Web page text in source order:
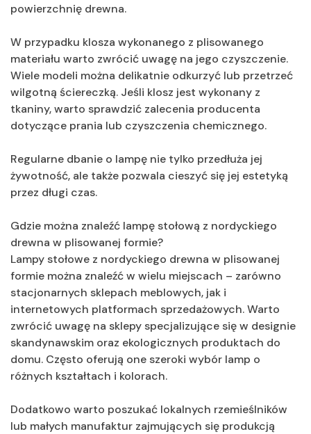
powierzchnię drewna.
W przypadku klosza wykonanego z plisowanego
materiału warto zwrócić uwagę na jego czyszczenie.
Wiele modeli można delikatnie odkurzyć lub przetrzeć
wilgotną ściereczką. Jeśli klosz jest wykonany z
tkaniny, warto sprawdzić zalecenia producenta
dotyczące prania lub czyszczenia chemicznego.
Regularne dbanie o lampę nie tylko przedłuża jej
żywotność, ale także pozwala cieszyć się jej estetyką
przez długi czas.
Gdzie można znaleźć lampę stołową z nordyckiego
drewna w plisowanej formie?
Lampy stołowe z nordyckiego drewna w plisowanej
formie można znaleźć w wielu miejscach – zarówno
stacjonarnych sklepach meblowych, jak i
internetowych platformach sprzedażowych. Warto
zwrócić uwagę na sklepy specjalizujące się w designie
skandynawskim oraz ekologicznych produktach do
domu. Często oferują one szeroki wybór lamp o
różnych kształtach i kolorach.
Dodatkowo warto poszukać lokalnych rzemieślników
lub małych manufaktur zajmujących się produkcją